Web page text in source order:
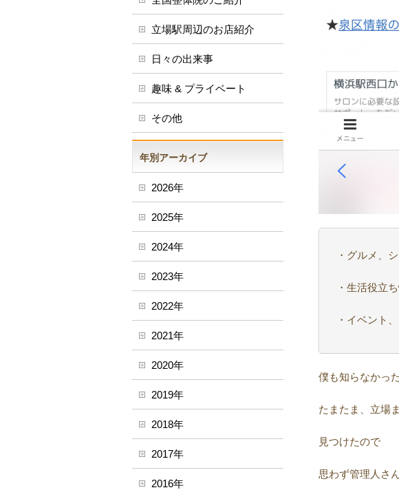
・グルメ、
・生活役立
・イベント
僕も知らなかっ
たまたま、立場
見つけたので
思わず管理人さ
立場駅周辺のお店紹介
日々の出来事
趣味 & プライベート
その他
年別アーカイブ
2026年
2025年
2024年
2023年
2022年
2021年
2020年
2019年
2018年
2017年
2016年